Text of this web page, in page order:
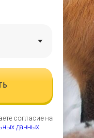
согласие на
данных
ТУР